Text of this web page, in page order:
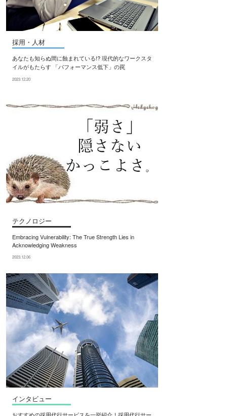
採用・人材
あなたも知らぬ間に蝕まれている!? 現代的なワークスタ
イルがもたらす 「パフォーマンス低下」の罠
2023.12.20
テクノロジー
Embracing Vulnerability: The True Strength Lies in
Acknowledging Weakness
2023.12.06
インタビュー